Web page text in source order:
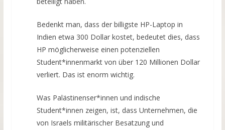
Bedenkt man, dass der billigste HP-Laptop in
Indien etwa 300 Dollar kostet, bedeutet dies, dass
HP möglicherweise einen potenziellen
Student*innenmarkt von über 120 Millionen Dollar
verliert. Das ist enorm wichtig.
Was Palästinenser*innen und indische
Student*innen zeigen, ist, dass Unternehmen, die
von Israels militärischer Besatzung und